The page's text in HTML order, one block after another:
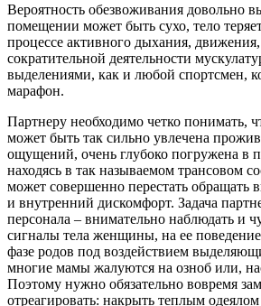
Вероятность обезвоживания довольно
помещении может быть сухо, тело
процессе активного дыхания,
сократительной деятельности
выделениями, как и любой спортсмен,
марафон.
Партнеру необходимо четко понимать,
может быть так сильно увлечена
ощущений, очень глубоко погружена в
находясь в так называемом трансовом
может совершенно перестать обращать
и внутренний дискомфорт. Задача
персонала – внимательно наблюдать и
сигналы тела женщины, на ее
фазе родов под воздействием
многие мамы жалуются на озноб или,
Поэтому нужно обязательно вовремя
отреагировать: накрыть теплым